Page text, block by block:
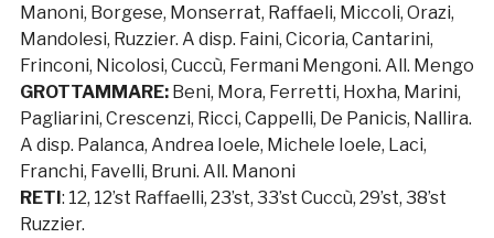
Manoni, Borgese, Monserrat, Raffaeli, Miccoli, Orazi,
Mandolesi, Ruzzier. A disp. Faini, Cicoria, Cantarini,
Frinconi, Nicolosi, Cuccù, Fermani Mengoni. All. Mengo
GROTTAMMARE:Beni, Mora, Ferretti, Hoxha, Marini,
Pagliarini, Crescenzi, Ricci, Cappelli, De Panicis, Nallira.
A disp. Palanca, Andrea Ioele, Michele Ioele, Laci,
Franchi, Favelli, Bruni. All. Manoni
RETI: 12, 12’st Raffaelli, 23’st, 33’st Cuccù, 29’st, 38’st
Ruzzier.